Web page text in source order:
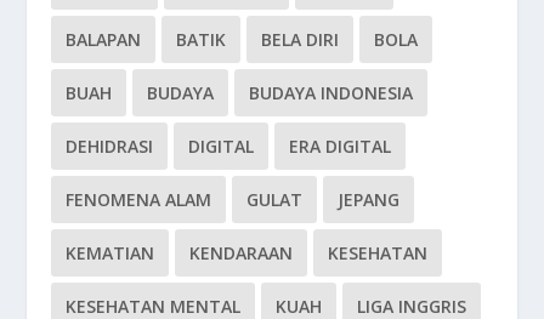
BALAPAN BATIK BELA DIRI BOLA
BUAH BUDAYA BUDAYA INDONESIA
DEHIDRASI DIGITAL ERA DIGITAL
FENOMENA ALAM GULAT JEPANG
KEMATIAN KENDARAAN KESEHATAN
KESEHATAN MENTAL KUAH LIGA INGGRIS